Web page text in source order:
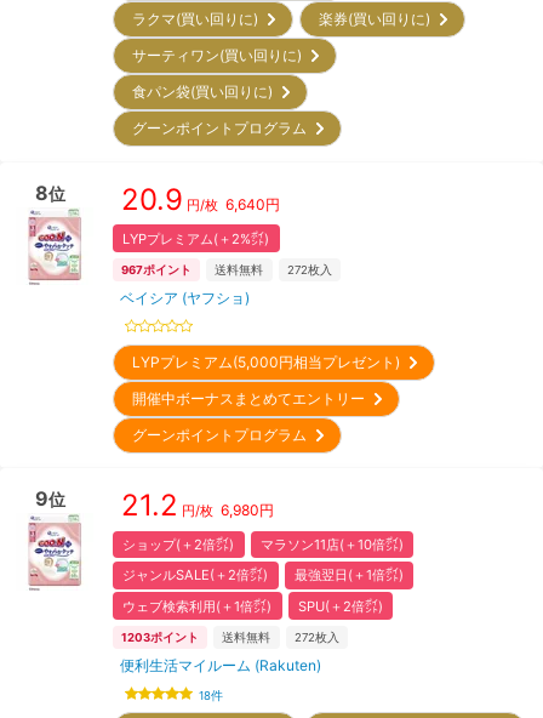
ラクマ(買い回りに)
楽券(買い回りに)
サーティワン(買い回りに)
食パン袋(買い回りに)
グーンポイントプログラム
8位 20.9 円/枚 6,640円
LYPプレミアム(＋2%㌽)
967ポイント 送料無料 272枚入
ベイシア (ヤフショ)
LYPプレミアム(5,000円相当プレゼント)
開催中ボーナスまとめてエントリー
グーンポイントプログラム
9位 21.2 円/枚 6,980円
ショップ(＋2倍㌽)
マラソン11店(＋10倍㌽)
ジャンルSALE(＋2倍㌽)
最強翌日(＋1倍㌽)
ウェブ検索利用(＋1倍㌽)
SPU(＋2倍㌽)
1203ポイント 送料無料 272枚入
便利生活マイルーム (Rakuten)
18件